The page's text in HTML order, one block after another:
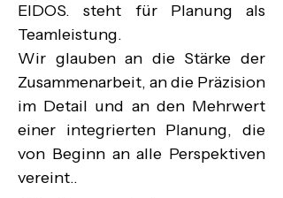
EIDOS. steht für Planung als
Teamleistung.
Wir glauben an die Stärke der
Zusammenarbeit, an die Präzision
im Detail und an den Mehrwert
einer integrierten Planung, die
von Beginn an alle Perspektiven
vereint..